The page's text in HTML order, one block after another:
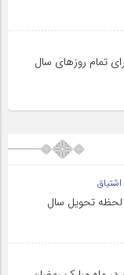
تمام روزهای سال
تحویل سال